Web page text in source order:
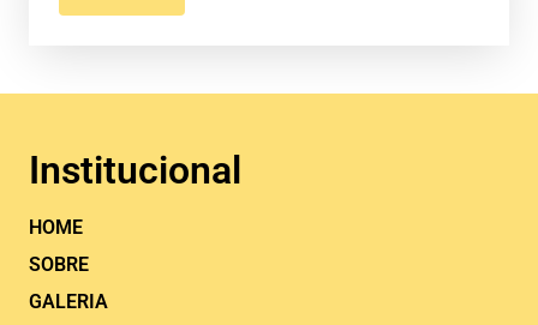
Institucional
HOME
SOBRE
GALERIA